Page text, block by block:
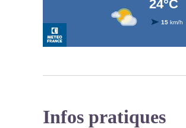
Infos pratiques